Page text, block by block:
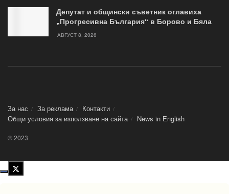
Депутат и общински съветник оглавиха
„Прогресивна България“ в Борово и Бяла
АВГУСТ 8, 2026
За нас За реклама
Контакти
Общи условия за използване на сайта
News in Еnglish
© 2023